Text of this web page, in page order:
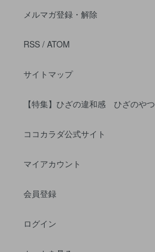
メルマガ登録・解除
RSS / ATOM
サイトマップ
【特集】ひざの違和感 ひざのやつ
ココカラダ公式サイト
マイアカウント
会員登録
ログイン